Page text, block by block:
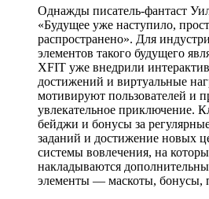
Однажды писатель-фантаст
«Будущее уже наступило,
распространено». Для
элементов такого будущего
XFIT уже внедрили
достижений и виртуальные
мотивируют пользователей и
увлекательное приключение.
бейджи и бонусы за
заданий и достижение новых
системы вовлечения, на
накладываются
элементы — маскоты, бонусы,